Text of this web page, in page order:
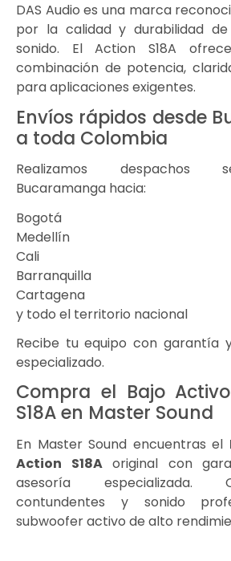
DAS Audio es una marca
por la calidad y durabilidad
sonido. El Action S18A
combinación de potencia,
para aplicaciones exigentes.
Envíos rápidos desde
a toda Colombia
Realizamos despachos
Bucaramanga hacia:
Bogotá
Medellín
Cali
Barranquilla
Cartagena
y todo el territorio nacional
Recibe tu equipo con garantía
especializado.
Compra el Bajo
S18A en Master Sound
En Master Sound encuentras el
Action S18Aoriginal con
asesoría especializada.
contundentes y sonido
subwoofer activo de alto